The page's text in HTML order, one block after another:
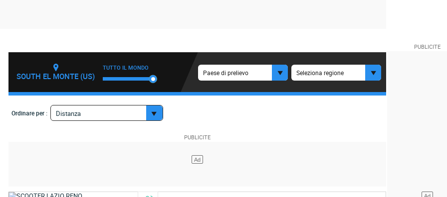
SOUTH EL MONTE (US)
TUTTO IL MONDO
Paese di prelievo Seleziona regione
Ordinare per : Distanza